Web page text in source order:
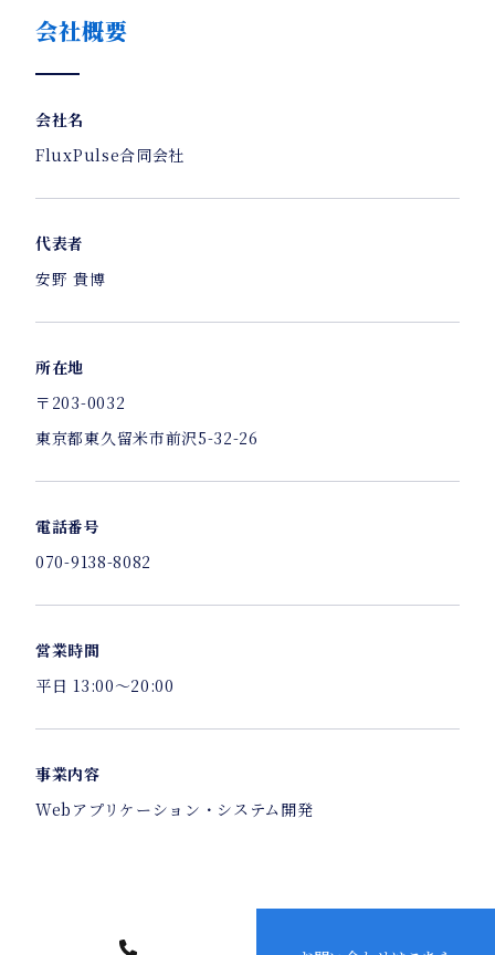
会社概要
会社名
FluxPulse合同会社
代表者
安野 貴博
所在地
〒203-0032
東京都東久留米市前沢5-32-26
電話番号
070-9138-8082
営業時間
平日 13:00～20:00
事業内容
Webアプリケーション・システム開発